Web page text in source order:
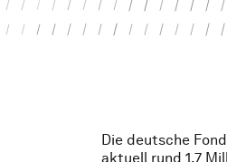
Die deutsche
aktuell rund 1,7